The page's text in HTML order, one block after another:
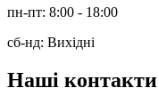
пн-пт: 8:00 - 18:00
сб-нд: Вихідні
Наші контакти